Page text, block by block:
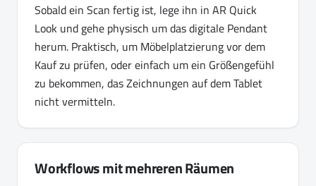
Sobald ein Scan fertig ist, lege ihn in AR Quick
Look und gehe physisch um das digitale Pendant
herum. Praktisch, um Möbelplatzierung vor dem
Kauf zu prüfen, oder einfach um ein Größengefühl
zu bekommen, das Zeichnungen auf dem Tablet
nicht vermitteln.
Workflows mit mehreren Räumen